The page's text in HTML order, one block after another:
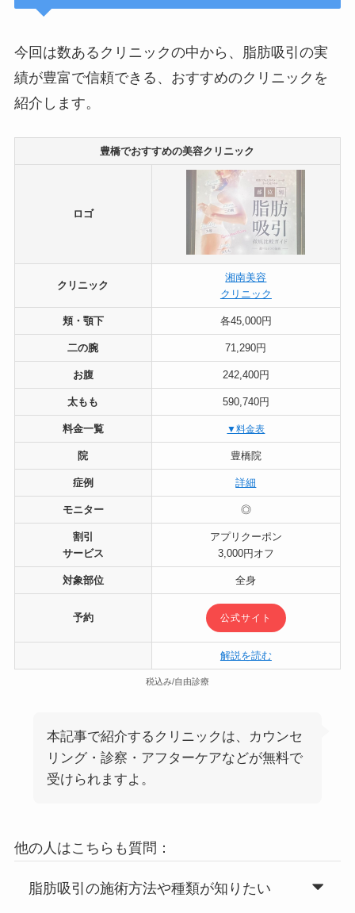
今回は数あるクリニックの中から、脂肪吸引の実
績が豊富で信頼できる、おすすめのクリニックを
紹介します。
豊橋でおすすめの美容クリニック
ロゴ
クリニック
湘南美容
クリニック
頬・顎下 各45,000円
二の腕 71,290円
お腹 242,400円
太もも 590,740円
料金一覧 ▼料金表
院 豊橋院
症例 詳細
モニター ◎
割引
サービス
アプリクーポン
3,000円オフ
対象部位 全身
予約 公式サイト
解説を読む
税込み/自由診療
本記事で紹介するクリニックは、カウンセ
リング・診察・アフターケアなどが無料で
受けられますよ。
他の人はこちらも質問：
脂肪吸引の施術方法や種類が知りたい